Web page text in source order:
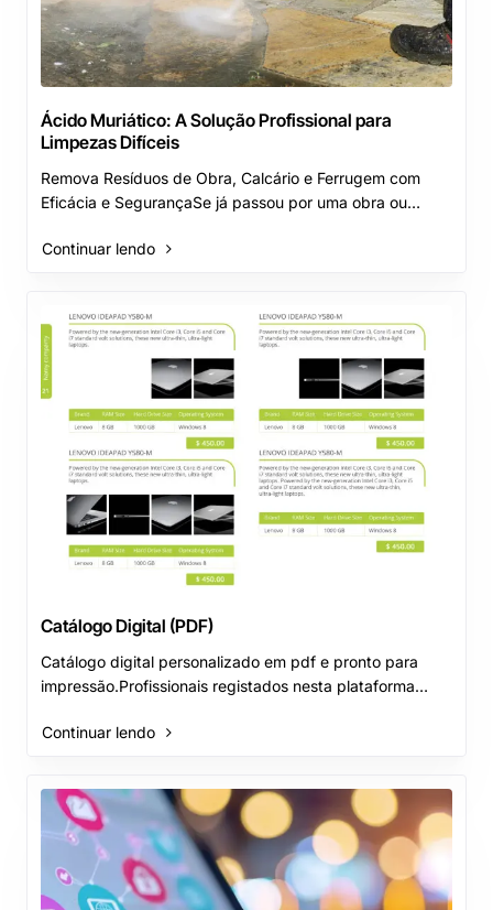
Ácido Muriático: A Solução Profissional para
Limpezas Difíceis
Remova Resíduos de Obra, Calcário e Ferrugem com
Eficácia e SegurançaSe já passou por uma obra ou
Continuar lendo
Catálogo Digital (PDF)
Catálogo digital personalizado em pdf e pronto para
impressão.Profissionais registados nesta plataforma
Continuar lendo